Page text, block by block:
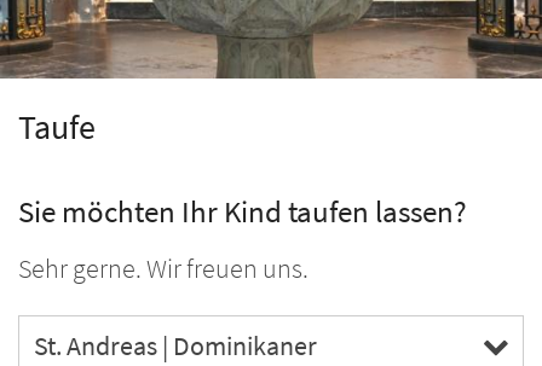
Taufe
Sie möchten Ihr Kind taufen lassen?
Sehr gerne. Wir freuen uns.
St. Andreas | Dominikaner